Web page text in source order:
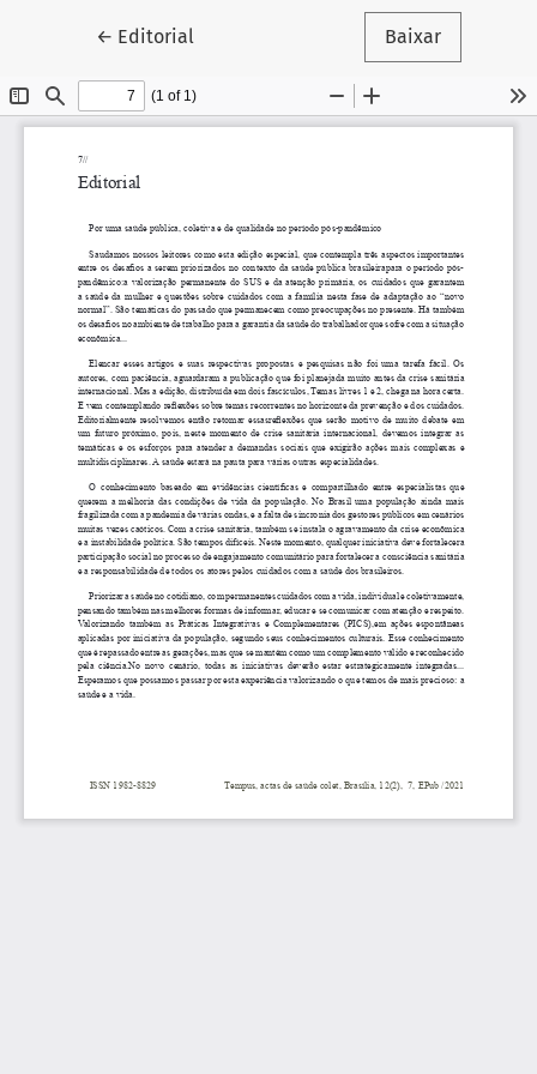
← Voltar aos Detalhes do Artigo
Editorial Baixar